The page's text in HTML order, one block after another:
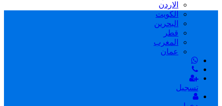
الاردن
الكويت
البحرين
قطر
المغرب
عمان
تسجيل